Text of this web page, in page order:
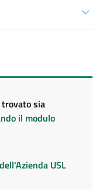
sia
il modulo
USL